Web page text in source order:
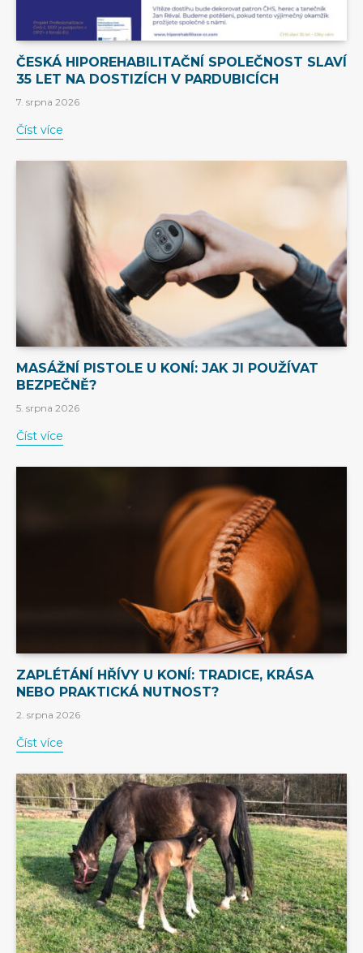
ČESKÁ HIPOREHABILITAČNÍ SPOLEČNOST SLAVÍ
35 LET NA DOSTIZÍCH V PARDUBICÍCH
7. srpna 2026
Číst více
MASÁŽNÍ PISTOLE U KONÍ: JAK JI POUŽÍVAT
BEZPEČNĚ?
5. srpna 2026
Číst více
ZAPLÉTÁNÍ HŘÍVY U KONÍ: TRADICE, KRÁSA
NEBO PRAKTICKÁ NUTNOST?
2. srpna 2026
Číst více